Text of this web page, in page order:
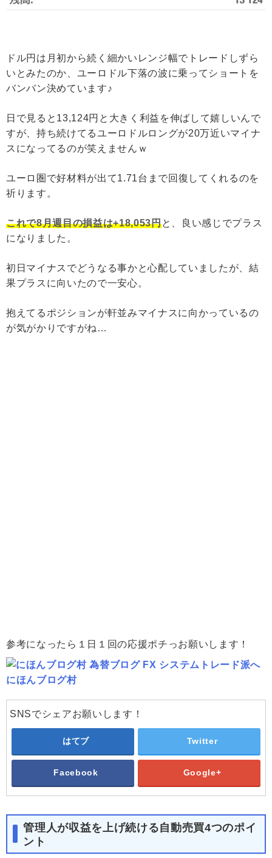
ドル円は月初から続く細かいレンジ幅でトレードしずら
いとみたのか、ユーロドル下落の波に乗ってショートを
バンバン決めています♪
日で見ると13,124円と大きく利益を伸ばして嬉しいんで
すが、持ち続けてるユーロドルロングが20万近いマイナ
スになってるのが笑えませんｗ
ユーロ圏で好材料が出て1.71台まで回復してくれるのを
祈ります。
これで8月週目の損益は+18,053円と、良い感じでプラス
になりました。
初日マイナスでどうなる事かと心配していましたが、結
果プラスに向いたので一安心。
抱えてるポジションが軒並みマイナスに向かっているの
が気がかりですがね…
参考になったら１日１回の応援ポチっお願いします！
にほんブログ村
SNSでシェアお願いします！
はてブ Twitter
Facebook Google+
管理人が収益を上げ続ける自動売買4つのポイ
ント